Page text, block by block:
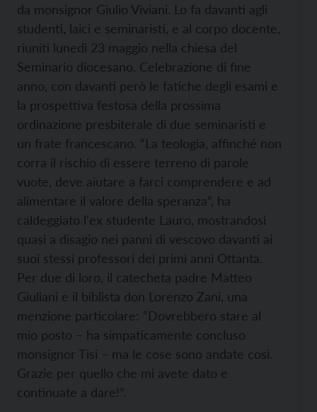
da monsignor Giulio Viviani. Lo fa davanti agli
studenti, laici e seminaristi, e al corpo docente,
riuniti lunedì 23 maggio nella chiesa del
Seminario diocesano. Celebrazione di fine
anno, con davanti però le fatiche degli esami e
la prospettiva festosa della prossima
ordinazione presbiterale di due seminaristi e
un frate francescano. “La teologia, affinché non
corra il rischio di essere terreno di parole
vuote, deve aiutare a farci comprendere e ad
alimentare il valore della speranza”, ha
caldeggiato l'ex studente Lauro, mostrandosi
quasi a disagio nei panni di vescovo davanti ai
suoi stessi professori dei primi anni Ottanta.
Per due di loro, il catecheta padre Matteo
Giuliani e il biblista don Lorenzo Zani, una
menzione particolare: “Dovrebbero stare al
mio posto – ha simpaticamente concluso
monsignor Tisi – ma le cose sono andate così.
Grazie per quello che mi avete dato e
continuate a dare!”.